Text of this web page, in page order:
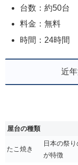
台数：約50台
料金：無料
時間：24時間
近
屋台の種類
たこ焼き
日本の祭
が特徴